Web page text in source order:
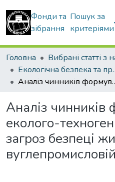
Фонди та
зібрання
Пошук за
критеріями
Головна
Екологічна
Аналіз чинників формування еколого-
Аналіз чинників
еколого-
загроз безпеці